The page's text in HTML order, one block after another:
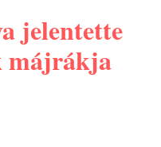
jelentette
májrákja